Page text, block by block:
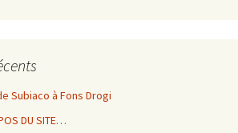
Subiaco à Fons Drogi
DU SITE…